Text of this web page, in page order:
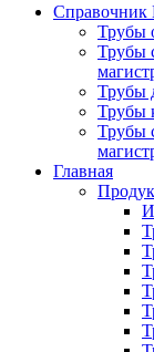
Справочник
Трубы
Трубы
Трубы
Трубы
Трубы
Главная